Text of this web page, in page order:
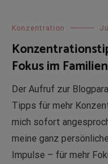
Konzentration
Fokus im
Der Aufruf zur
Tipps für mehr
mich sofort
meine ganz
Impulse – für mehr